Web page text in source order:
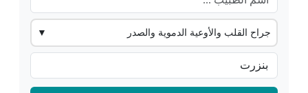
جراح القلب والأوعية الدموية والصدر